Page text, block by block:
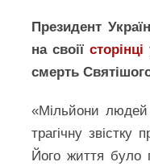
Президент
на своіїсторінці
смерть
«Мільйони людей
трагічну
Його життя було